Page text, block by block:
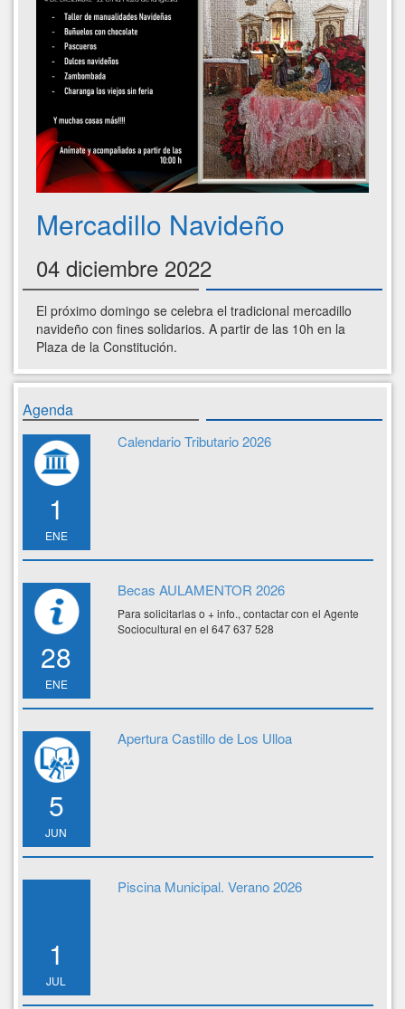
Mercadillo Navideño
04 diciembre 2022
El próximo domingo se celebra el tradicional mercadillo
navideño con fines solidarios. A partir de las 10h en la
Plaza de la Constitución.
Agenda
1
ENE
Calendario Tributario 2026
28
ENE
Becas AULAMENTOR 2026
Para solicitarlas o + info., contactar con el Agente
Sociocultural en el 647 637 528
5
JUN
Apertura Castillo de Los Ulloa
1
JUL
Piscina Municipal. Verano 2026